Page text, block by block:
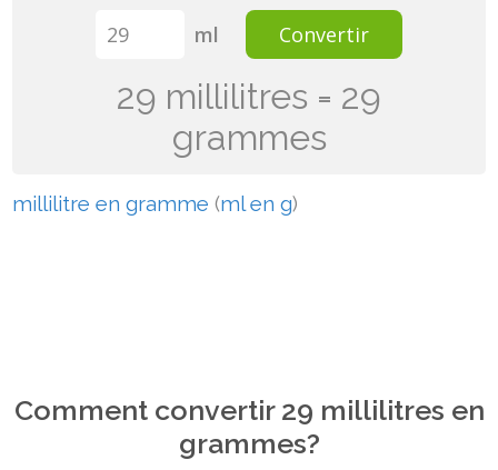
ml Convertir
29 millilitres = 29
grammes
millilitre en gramme (ml en g)
Comment convertir 29 millilitres en
grammes?